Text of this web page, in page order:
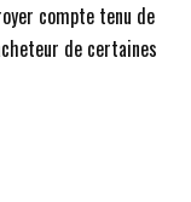
compte tenu de
de certaines